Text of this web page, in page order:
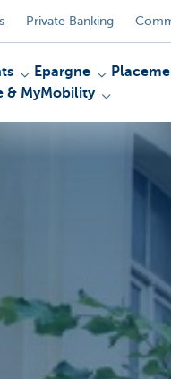
Private Banking
Epargne
& MyMobility